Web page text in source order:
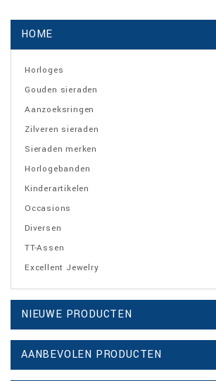
HOME
Horloges
Gouden sieraden
Aanzoeksringen
Zilveren sieraden
Sieraden merken
Horlogebanden
Kinderartikelen
Occasions
Diversen
TT-Assen
Excellent Jewelry
NIEUWE PRODUCTEN
AANBEVOLEN PRODUCTEN